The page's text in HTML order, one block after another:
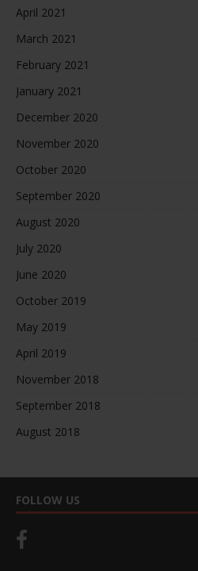
April 2021
March 2021
February 2021
January 2021
December 2020
November 2020
October 2020
September 2020
August 2020
July 2020
June 2020
October 2019
May 2019
April 2019
November 2018
September 2018
August 2018
FOLLOW US